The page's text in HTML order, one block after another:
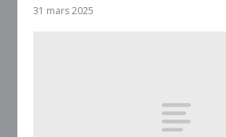
31 mars 2025